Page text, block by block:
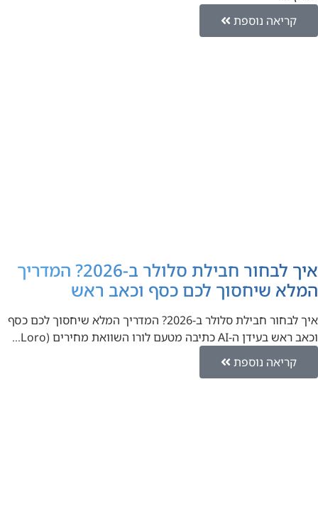
קריאה נוספת
איך לבחור חבילת סלולר ב-2026? המדריך
המלא שיחסוך לכם כסף וכאב ראש
איך לבחור חבילת סלולר ב-2026? המדריך המלא שיחסוך לכם כסף
וכאב ראש בעידן ה-AI כתיבה מטעם לורו השוואת מחירים (Loro…
קריאה נוספת